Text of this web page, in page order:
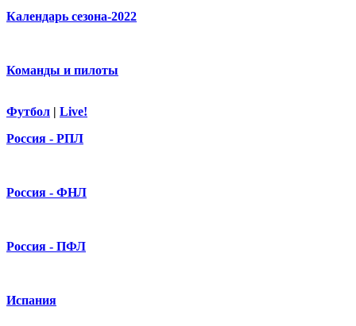
Календарь сезона-2022
Команды и пилоты
Футбол | Live!
Россия - РПЛ
Россия - ФНЛ
Россия - ПФЛ
Испания